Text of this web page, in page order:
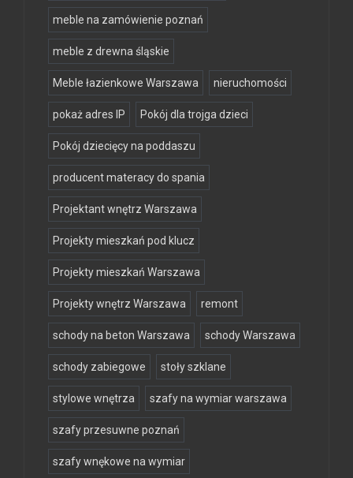
meble na zamówienie poznań
meble z drewna śląskie
Meble łazienkowe Warszawa nieruchomości
pokaż adres IP Pokój dla trojga dzieci
Pokój dziecięcy na poddaszu
producent materacy do spania
Projektant wnętrz Warszawa
Projekty mieszkań pod klucz
Projekty mieszkań Warszawa
Projekty wnętrz Warszawa remont
schody na beton Warszawa schody Warszawa
schody zabiegowe stoły szklane
stylowe wnętrza szafy na wymiar warszawa
szafy przesuwne poznań
szafy wnękowe na wymiar